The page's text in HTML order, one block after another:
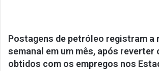
Postagens de petróleo registram a
semanal em um mês, após reverter
obtidos com os empregos nos